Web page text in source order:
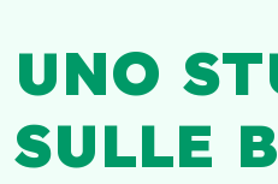
UNO
SULLE